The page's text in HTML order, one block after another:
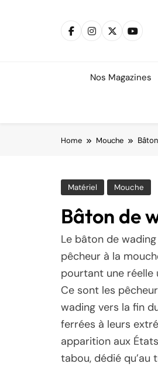
Nos Magazines
Home Mouche
Matériel Mouche
Bâton de
Le bâton de
pêcheur à la
pourtant une réelle
Ce sont les
wading vers la fin
ferrées à leurs
apparition aux
tabou, dédié qu’au